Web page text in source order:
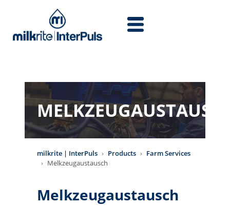
milkrite | InterPuls Products
Farm Services
Melkzeugaustausch
Melkzeugaustausch